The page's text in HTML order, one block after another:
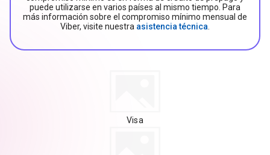
puede utilizarse en varios países al mismo tiempo. Para
más información sobre el compromiso mínimo mensual de
Viber, visite nuestra asistencia técnica
Visa